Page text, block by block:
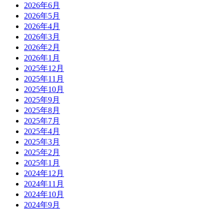
2026年6月
2026年5月
2026年4月
2026年3月
2026年2月
2026年1月
2025年12月
2025年11月
2025年10月
2025年9月
2025年8月
2025年7月
2025年4月
2025年3月
2025年2月
2025年1月
2024年12月
2024年11月
2024年10月
2024年9月